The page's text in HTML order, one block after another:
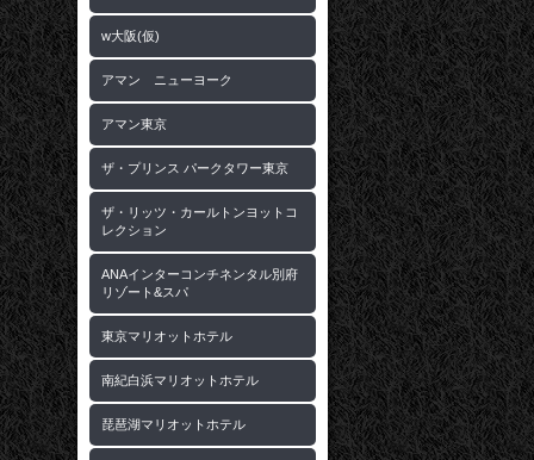
w大阪(仮)
アマン ニューヨーク
アマン東京
ザ・プリンス パークタワー東京
ザ・リッツ・カールトンヨットコ
レクション
ANAインターコンチネンタル別府
リゾート&スパ
東京マリオットホテル
南紀白浜マリオットホテル
琵琶湖マリオットホテル